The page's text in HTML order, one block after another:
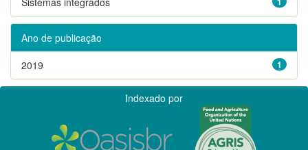
Ano de publicação
1
2019
Indexado por